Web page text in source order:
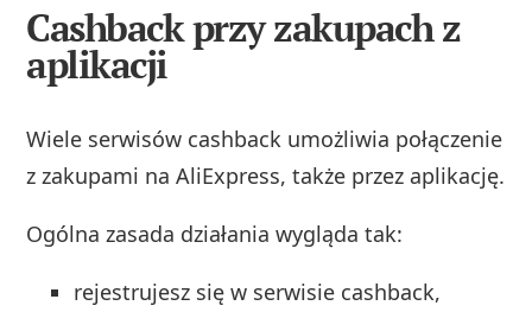
Cashback przy zakupach z
aplikacji
Wiele serwisów cashback umożliwia połączenie
z zakupami na AliExpress, także przez aplikację.
Ogólna zasada działania wygląda tak:
rejestrujesz się w serwisie cashback,